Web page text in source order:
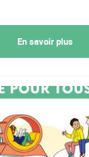
En savoir plus